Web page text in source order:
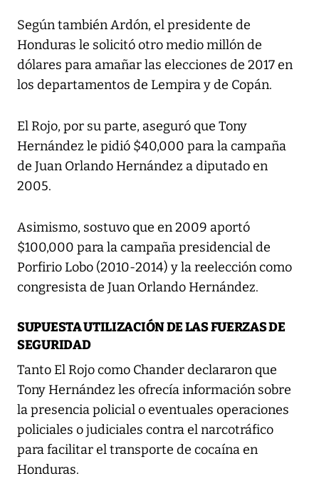
Según también Ardón, el presidente de
Honduras le solicitó otro medio millón de
dólares para amañar las elecciones de 2017 en
los departamentos de Lempira y de Copán.
El Rojo, por su parte, aseguró que Tony
Hernández le pidió $40,000 para la campaña
de Juan Orlando Hernández a diputado en
2005.
Asimismo, sostuvo que en 2009 aportó
$100,000 para la campaña presidencial de
Porfirio Lobo (2010-2014) y la reelección como
congresista de Juan Orlando Hernández.
SUPUESTA UTILIZACIÓN DE LAS FUERZAS DE
SEGURIDAD
Tanto El Rojo como Chander declararon que
Tony Hernández les ofrecía información sobre
la presencia policial o eventuales operaciones
policiales o judiciales contra el narcotráfico
para facilitar el transporte de cocaína en
Honduras.